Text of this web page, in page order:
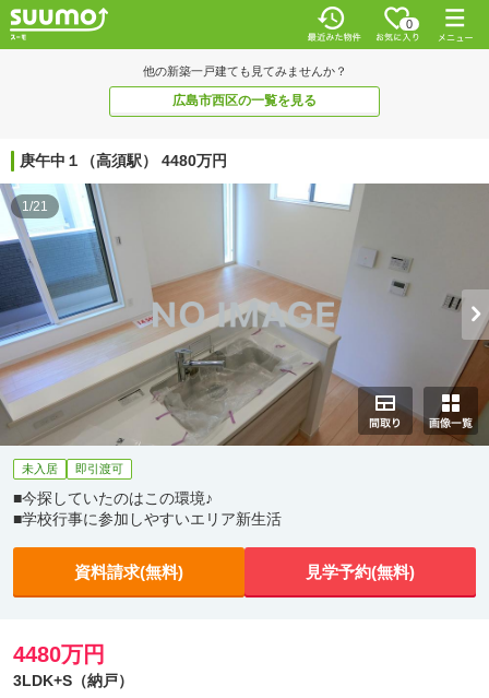
0
他の新築一戸建ても見てみませんか？
広島市西区の一覧を見る
庚午中１（高須駅） 4480万円
1/21
未入居 即引渡可
■今探していたのはこの環境♪
■学校行事に参加しやすいエリア新生活
資料請求(無料) 見学予約(無料)
4480万円
3LDK+S（納戸）